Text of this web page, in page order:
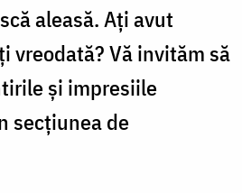
aleasă. Ați avut
vreodată? Vă invităm să
și impresiile
secțiunea de